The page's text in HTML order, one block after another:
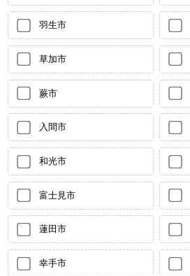
羽生市
草加市
蕨市
入間市
和光市
富士見市
蓮田市
幸手市